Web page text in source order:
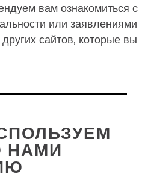
вам ознакомиться с
или заявлениями
сайтов, которые вы
НАМИ